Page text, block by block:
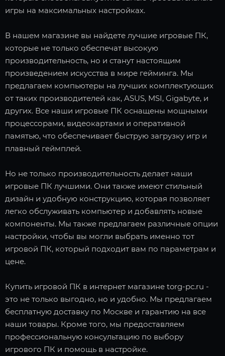
игры на максимальных настройках.
В нашем магазине вы найдете лучшие игровые ПК,
которые не только обеспечат высокую
производительность, но и станут настоящим
произведением искусства в мире гейминга. Мы
предлагаем компьютеры на лучших комплектующих
от таких производителей как, ASUS, MSI, Gigabyte, и
других. Все наши игровые ПК оснащены мощными
процессорами, видеокартами и оперативной
памятью, что обеспечивает быструю загрузку игр и
плавный геймплей.
Но не только производительность делает наши
игровые ПК лучшими. Они также имеют стильный
дизайн и удобную конструкцию, которая позволяет
легко обслуживать компьютер и добавлять новые
компоненты. Мы также предлагаем различные опции
настройки, чтобы вы могли выбрать именно тот
игровой ПК, который подходит вам по параметрам и
цене.
Купить игровой ПК в интернет магазине torg-pc.ru -
это не только выгодно, но и удобно. Мы предлагаем
бесплатную доставку по Москве и гарантию на все
наши товары. Кроме того, мы предоставляем
профессиональную консультацию по выбору
игрового ПК и помощь в настройке.